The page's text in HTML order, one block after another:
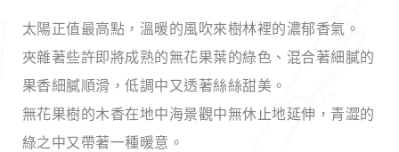
太陽正值最高點，溫暖的風吹來樹林裡的濃郁香氣。
夾雜著些許即將成熟的無花果葉的綠色、混合著細膩的
果香細膩順滑，低調中又透著絲絲甜美。
無花果樹的木香在地中海景觀中無休止地延伸，青澀的
綠之中又帶著一種暖意。